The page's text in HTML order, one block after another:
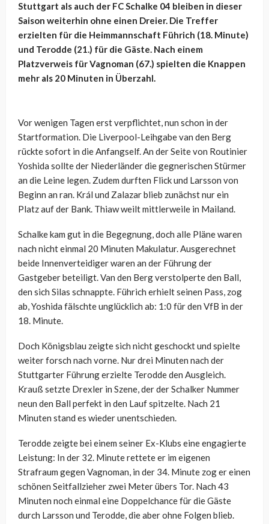
Stuttgart als auch der FC Schalke 04 bleiben in dieser
Saison weiterhin ohne einen Dreier. Die Treffer
erzielten für die Heimmannschaft Führich (18. Minute)
und Terodde (21.) für die Gäste. Nach einem
Platzverweis für Vagnoman (67.) spielten die Knappen
mehr als 20 Minuten in Überzahl.
Vor wenigen Tagen erst verpflichtet, nun schon in der
Startformation. Die Liverpool-Leihgabe van den Berg
rückte sofort in die Anfangself. An der Seite von Routinier
Yoshida sollte der Niederländer die gegnerischen Stürmer
an die Leine legen. Zudem durften Flick und Larsson von
Beginn an ran. Král und Zalazar blieb zunächst nur ein
Platz auf der Bank. Thiaw weilt mittlerweile in Mailand.
Schalke kam gut in die Begegnung, doch alle Pläne waren
nach nicht einmal 20 Minuten Makulatur. Ausgerechnet
beide Innenverteidiger waren an der Führung der
Gastgeber beteiligt. Van den Berg verstolperte den Ball,
den sich Silas schnappte. Führich erhielt seinen Pass, zog
ab, Yoshida fälschte unglücklich ab: 1:0 für den VfB in der
18. Minute.
Doch Königsblau zeigte sich nicht geschockt und spielte
weiter forsch nach vorne. Nur drei Minuten nach der
Stuttgarter Führung erzielte Terodde den Ausgleich.
Krauß setzte Drexler in Szene, der der Schalker Nummer
neun den Ball perfekt in den Lauf spitzelte. Nach 21
Minuten stand es wieder unentschieden.
Terodde zeigte bei einem seiner Ex-Klubs eine engagierte
Leistung: In der 32. Minute rettete er im eigenen
Strafraum gegen Vagnoman, in der 34. Minute zog er einen
schönen Seitfallzieher zwei Meter übers Tor. Nach 43
Minuten noch einmal eine Doppelchance für die Gäste
durch Larsson und Terodde, die aber ohne Folgen blieb.